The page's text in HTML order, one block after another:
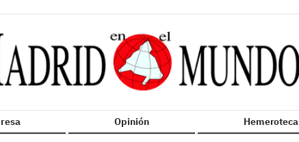
Opinión Hemeroteca